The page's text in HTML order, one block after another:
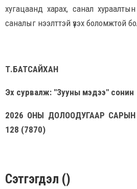
хугацаанд харах, санал хураалтын
саналыг нээлттэй үзэх боломжтой
Т.БАТСАЙХАН
Эх сурвалж: "Зууны мэдээ" сонин
2026 ОНЫ ДОЛООДУГААР
128 (7870)
Сэтгэгдэл ()